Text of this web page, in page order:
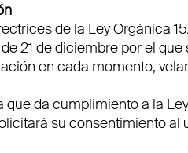
de la Ley Orgánica
21 de diciembre por el
en cada momento,
que da cumplimiento a la
su consentimiento